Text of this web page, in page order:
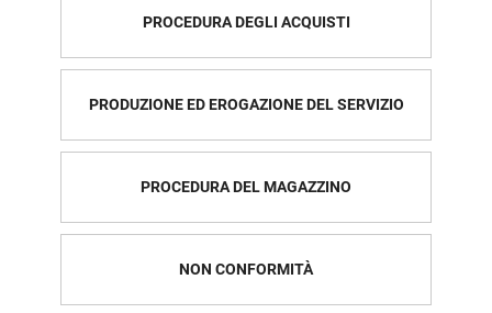
PROCEDURA DEGLI ACQUISTI
PRODUZIONE ED EROGAZIONE DEL SERVIZIO
PROCEDURA DEL MAGAZZINO
NON CONFORMITÀ